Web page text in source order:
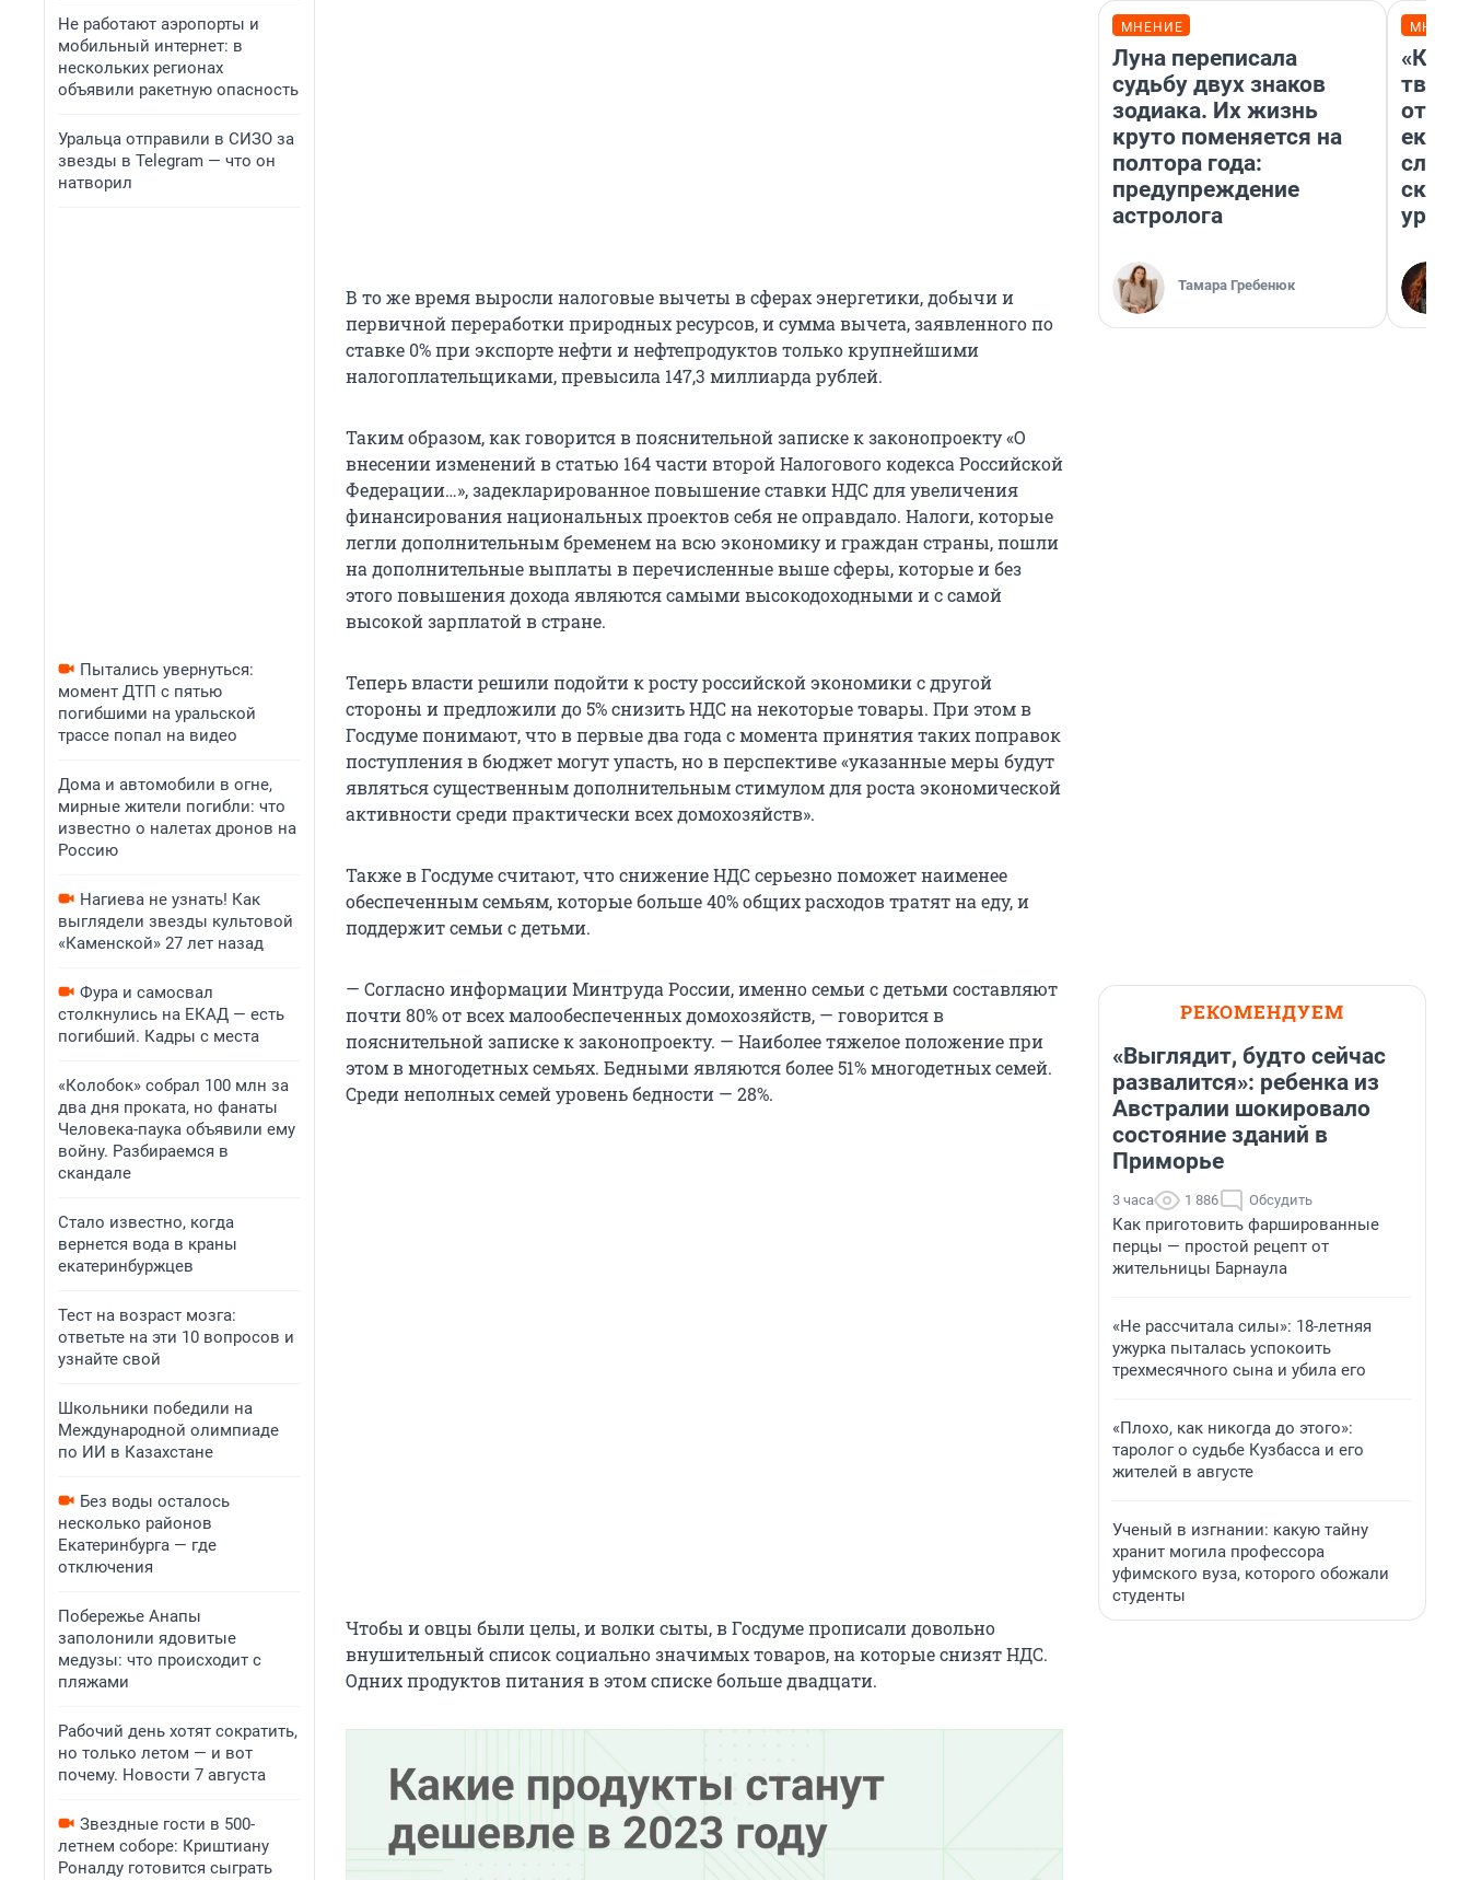
Не работают аэропорты и
мобильный интернет: в
нескольких регионах
объявили ракетную опасность
Уральца отправили в СИЗО за
звезды в Telegram — что он
натворил
Пытались увернуться:
момент ДТП с пятью
погибшими на уральской
трассе попал на видео
Дома и автомобили в огне,
мирные жители погибли: что
известно о налетах дронов на
Россию
Нагиева не узнать! Как
выглядели звезды культовой
«Каменской» 27 лет назад
Фура и самосвал
столкнулись на ЕКАД — есть
погибший. Кадры с места
«Колобок» собрал 100 млн за
два дня проката, но фанаты
Человека-паука объявили ему
войну. Разбираемся в
скандале
Стало известно, когда
вернется вода в краны
екатеринбуржцев
Тест на возраст мозга:
ответьте на эти 10 вопросов и
узнайте свой
Школьники победили на
Международной олимпиаде
по ИИ в Казахстане
Без воды осталось
несколько районов
Екатеринбурга — где
отключения
Побережье Анапы
заполонили ядовитые
медузы: что происходит с
пляжами
Рабочий день хотят сократить,
но только летом — и вот
почему. Новости 7 августа
Звездные гости в 500-
летнем соборе: Криштиану
Роналду готовится сыграть
В то же время выросли налоговые вычеты в сферах энергетики, добычи и
первичной переработки природных ресурсов, и сумма вычета, заявленного по
ставке 0% при экспорте нефти и нефтепродуктов только крупнейшими
налогоплательщиками, превысила 147,3 миллиарда рублей.
Таким образом, как говорится в пояснительной записке к законопроекту «О
внесении изменений в статью 164 части второй Налогового кодекса Российской
Федерации…», задекларированное повышение ставки НДС для увеличения
финансирования национальных проектов себя не оправдало. Налоги, которые
легли дополнительным бременем на всю экономику и граждан страны, пошли
на дополнительные выплаты в перечисленные выше сферы, которые и без
этого повышения дохода являются самыми высокодоходными и с самой
высокой зарплатой в стране.
Теперь власти решили подойти к росту российской экономики с другой
стороны и предложили до 5% снизить НДС на некоторые товары. При этом в
Госдуме понимают, что в первые два года с момента принятия таких поправок
поступления в бюджет могут упасть, но в перспективе «указанные меры будут
являться существенным дополнительным стимулом для роста экономической
активности среди практически всех домохозяйств».
Также в Госдуме считают, что снижение НДС серьезно поможет наименее
обеспеченным семьям, которые больше 40% общих расходов тратят на еду, и
поддержит семьи с детьми.
— Согласно информации Минтруда России, именно семьи с детьми составляют
почти 80% от всех малообеспеченных домохозяйств, — говорится в
пояснительной записке к законопроекту. — Наиболее тяжелое положение при
этом в многодетных семьях. Бедными являются более 51% многодетных семей.
Среди неполных семей уровень бедности — 28%.
Чтобы и овцы были целы, и волки сыты, в Госдуме прописали довольно
внушительный список социально значимых товаров, на которые снизят НДС.
Одних продуктов питания в этом списке больше двадцати.
МНЕНИЕ
Луна переписала
судьбу двух знаков
зодиака. Их жизнь
круто поменяется на
полтора года:
предупреждение
астролога
Тамара Гребенюк
РЕКОМЕНДУЕМ
«Выглядит, будто сейчас
развалится»: ребенка из
Австралии шокировало
состояние зданий в
Приморье
3 часа 1 886 Обсудить
Как приготовить фаршированные
перцы — простой рецепт от
жительницы Барнаула
«Не рассчитала силы»: 18-летняя
ужурка пыталась успокоить
трехмесячного сына и убила его
«Плохо, как никогда до этого»:
таролог о судьбе Кузбасса и его
жителей в августе
Ученый в изгнании: какую тайну
хранит могила профессора
уфимского вуза, которого обожали
студенты